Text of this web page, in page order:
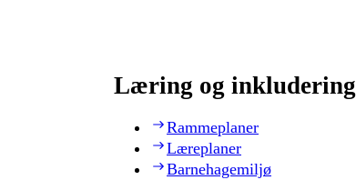
Læring og inkludering
Rammeplaner
Læreplaner
Barnehagemiljø